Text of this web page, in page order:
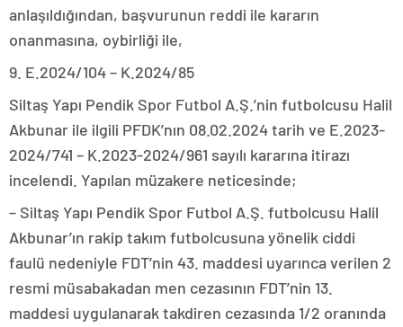
anlaşıldığından, başvurunun reddi ile kararın
onanmasına, oybirliği ile,
9. E.2024/104 – K.2024/85
Siltaş Yapı Pendik Spor Futbol A.Ş.’nin futbolcusu Halil
Akbunar ile ilgili PFDK’nın 08.02.2024 tarih ve E.2023-
2024/741 – K.2023-2024/961 sayılı kararına itirazı
incelendi. Yapılan müzakere neticesinde;
– Siltaş Yapı Pendik Spor Futbol A.Ş. futbolcusu Halil
Akbunar’ın rakip takım futbolcusuna yönelik ciddi
faulü nedeniyle FDT’nin 43. maddesi uyarınca verilen 2
resmi müsabakadan men cezasının FDT’nin 13.
maddesi uygulanarak takdiren cezasında 1/2 oranında